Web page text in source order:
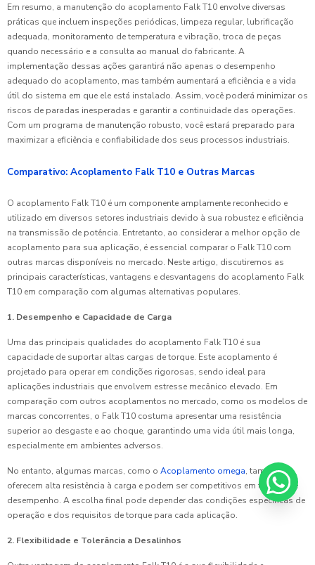
Em resumo, a manutenção do acoplamento Falk T10 envolve diversas
práticas que incluem inspeções periódicas, limpeza regular, lubrificação
adequada, monitoramento de temperatura e vibração, troca de peças
quando necessário e a consulta ao manual do fabricante. A
implementação dessas ações garantirá não apenas o desempenho
adequado do acoplamento, mas também aumentará a eficiência e a vida
útil do sistema em que ele está instalado. Assim, você poderá minimizar os
riscos de paradas inesperadas e garantir a continuidade das operações.
Com um programa de manutenção robusto, você estará preparado para
maximizar a eficiência e confiabilidade dos seus processos industriais.
Comparativo: Acoplamento Falk T10 e Outras Marcas
O acoplamento Falk T10 é um componente amplamente reconhecido e
utilizado em diversos setores industriais devido à sua robustez e eficiência
na transmissão de potência. Entretanto, ao considerar a melhor opção de
acoplamento para sua aplicação, é essencial comparar o Falk T10 com
outras marcas disponíveis no mercado. Neste artigo, discutiremos as
principais características, vantagens e desvantagens do acoplamento Falk
T10 em comparação com algumas alternativas populares.
1. Desempenho e Capacidade de Carga
Uma das principais qualidades do acoplamento Falk T10 é sua
capacidade de suportar altas cargas de torque. Este acoplamento é
projetado para operar em condições rigorosas, sendo ideal para
aplicações industriais que envolvem estresse mecânico elevado. Em
comparação com outros acoplamentos no mercado, como os modelos de
marcas concorrentes, o Falk T10 costuma apresentar uma resistência
superior ao desgaste e ao choque, garantindo uma vida útil mais longa,
especialmente em ambientes adversos.
No entanto, algumas marcas, como o Acoplamento omega, também
oferecem alta resistência à carga e podem ser competitivos em termos de
desempenho. A escolha final pode depender das condições específicas de
operação e dos requisitos de torque para cada aplicação.
2. Flexibilidade e Tolerância a Desalinhos